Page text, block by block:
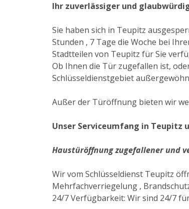
Ihr zuverlässiger und
Sie haben sich in Teupitz
Stunden , 7 Tage die Woche bei
Stadtteilen von Teupitz für Sie
Ob Ihnen die Tür zugefallen ist,
Schlüsseldienstgebiet
Außer der Türöffnung bieten wir
Unser Serviceumfang in Teupitz
Haustüröffnung zugefallener und
Wir vom Schlüsseldienst Teupitz
Mehrfachverriegelung ,
24/7 Verfügbarkeit: Wir sind 24/7